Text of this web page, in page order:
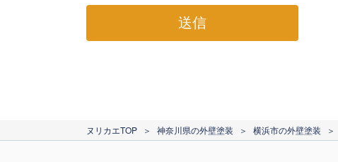
送信
ヌリカエTOP ＞ 神奈川県の外壁塗装 ＞ 横浜市の外壁塗装 ＞